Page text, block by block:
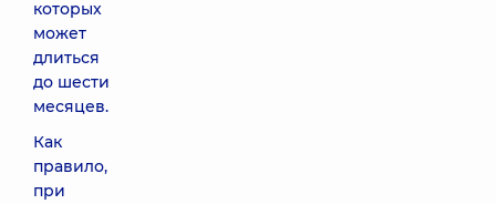
которых
может
длиться
до шести
месяцев.
Как
правило,
при